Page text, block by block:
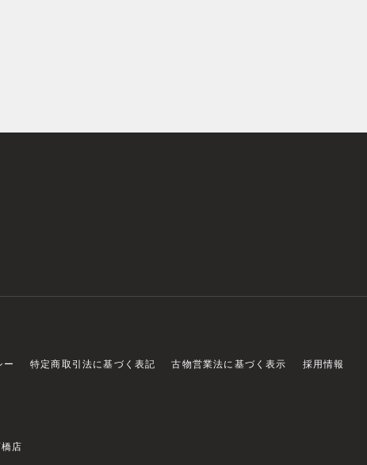
ー 特定商取引法に基づく表記 古物営業法に基づく表示 採用情報
店